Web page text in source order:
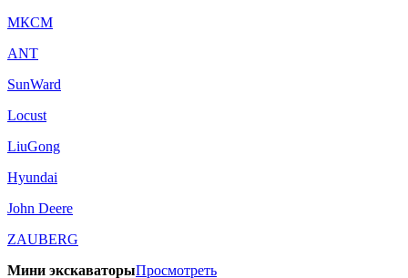
МКСМ
ANT
SunWard
Locust
LiuGong
Hyundai
John Deere
ZAUBERG
Мини экскаваторыПросмотреть